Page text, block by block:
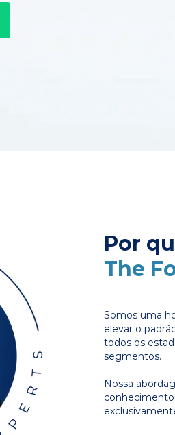
Por
The
Somos uma
elevar o
todos os
segmentos.
Nossa